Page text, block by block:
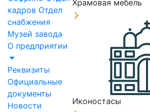
кадров Отдел
снабжения
Музей завода
О предприятии
Реквизиты
Официальные
документы
Новости
Храмовая мебель
Иконостасы